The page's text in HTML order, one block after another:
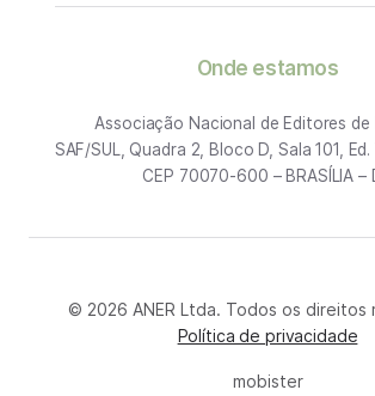
Onde estamos
Associação Nacional de Editores de
SAF/SUL, Quadra 2, Bloco D, Sala 101,
CEP 70070-600 – BRASÍLIA –
© 2026 ANER Ltda. Todos os direitos
Política de privacidade
mobister